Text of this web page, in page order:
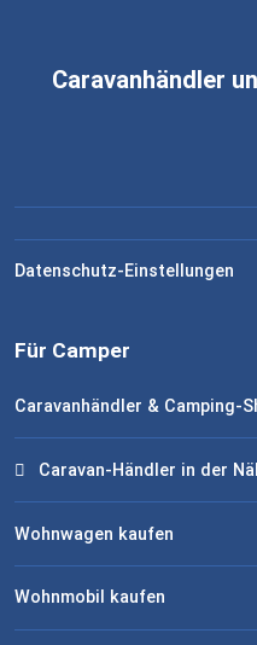
Caravanhändler
Datenschutz-Einstellungen
Für Camper
Caravanhändler & Camping-
Caravan-Händler in der
Wohnwagen kaufen
Wohnmobil kaufen